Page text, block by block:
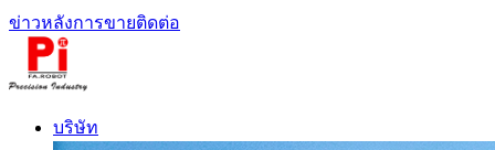
ข่าวหลังการขายติดต่อ
บริษัท